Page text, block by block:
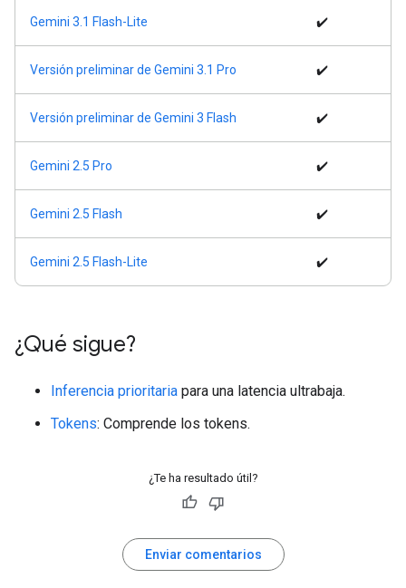
Gemini 3.1 Flash-Lite ✔️
Versión preliminar de Gemini 3.1 Pro ✔️
Versión preliminar de Gemini 3 Flash ✔️
Gemini 2.5 Pro ✔️
Gemini 2.5 Flash ✔️
Gemini 2.5 Flash-Lite ✔️
¿Qué sigue?
Inferencia prioritaria para una latencia ultrabaja.
Tokens: Comprende los tokens.
¿Te ha resultado útil?
Enviar comentarios